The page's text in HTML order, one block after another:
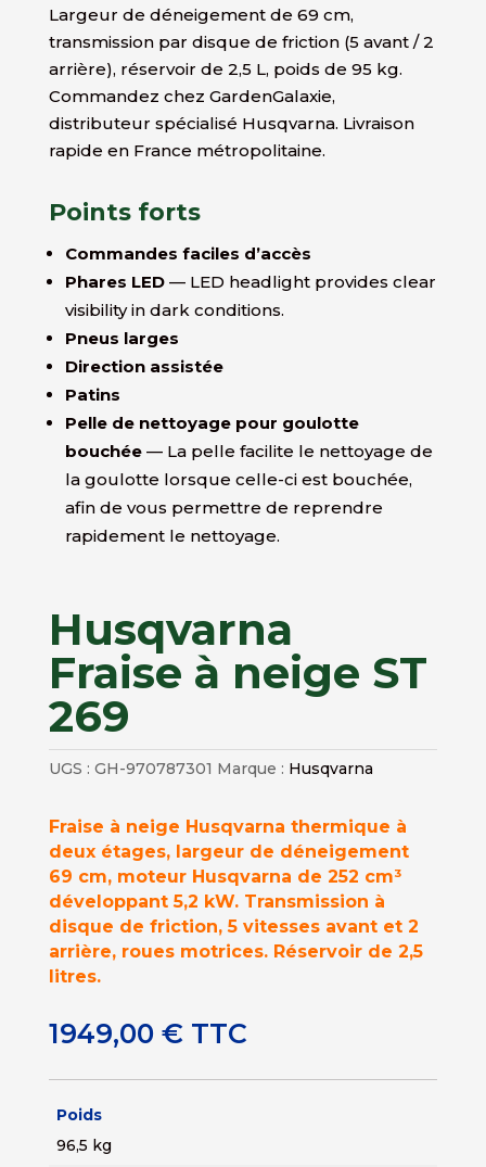
Largeur de déneigement de 69 cm,
transmission par disque de friction (5 avant / 2
arrière), réservoir de 2,5 L, poids de 95 kg.
Commandez chez GardenGalaxie,
distributeur spécialisé Husqvarna. Livraison
rapide en France métropolitaine.
Points forts
Commandes faciles d’accès
Phares LED— LED headlight provides clear
visibility in dark conditions.
Pneus larges
Direction assistée
Patins
Pelle de nettoyage pour goulotte
bouchée— La pelle facilite le nettoyage de
la goulotte lorsque celle-ci est bouchée,
afin de vous permettre de reprendre
rapidement le nettoyage.
Husqvarna
Fraise à neige ST
269
UGS : GH-970787301 Marque : Husqvarna
Fraise à neige Husqvarna thermique à
deux étages, largeur de déneigement
69 cm, moteur Husqvarna de 252 cm³
développant 5,2 kW. Transmission à
disque de friction, 5 vitesses avant et 2
arrière, roues motrices. Réservoir de 2,5
litres.
1949,00 € TTC
Poids
96,5 kg